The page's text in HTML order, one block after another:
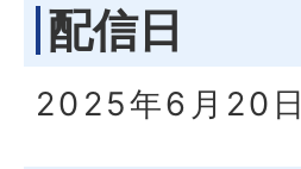
配信日
2025年6月20日